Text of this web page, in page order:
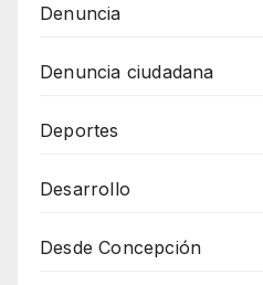
Denuncia
Denuncia ciudadana
Deportes
Desarrollo
Desde Concepción